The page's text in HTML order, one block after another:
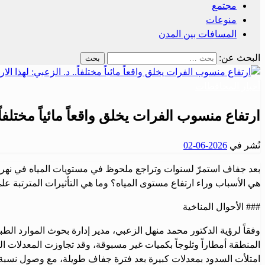
مجتمع
منوعات
المسافات بين المدن
البحث عن:
ارتفاع منسوب الفرات يخلق واقعاً مائياً
نُشر في 2026-06-02
بعد جفاف استمرّ لسنوات وتراجع ملحوظ في مستويات المياه في نهر
هي الأسباب وراء ارتفاع مستوى المياه؟ وما هي التأثيرات المترتبة
### الأحوال المناخية
وفقاً لرؤية الدكتور محمد منهل الزعبي، مدير إدارة بحوث الموارد
المنطقة أمطاراً وثلوجاً بكميات غير مسبوقة، وقد تجاوزت المعدلات
امتلأت السدود بمعدلات كبيرة بعد فترة جفاف طويلة، مع وصول نسبة